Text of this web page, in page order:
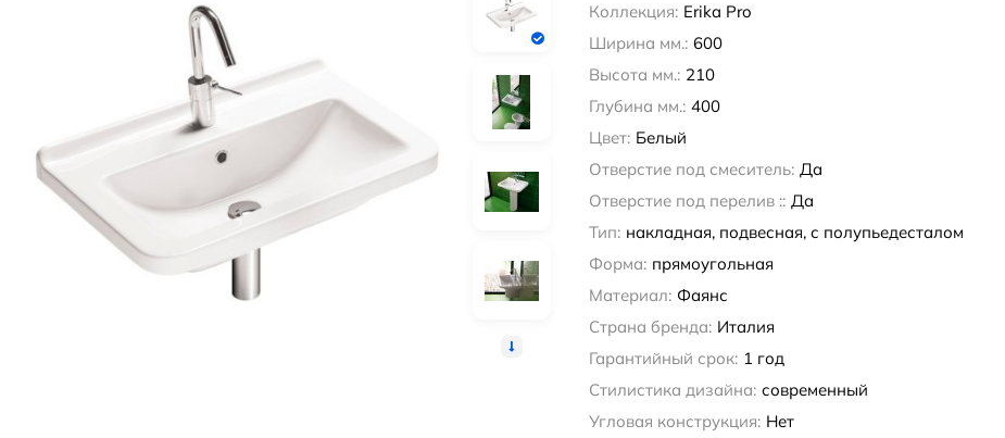
Коллекция: Erika Pro
Ширина мм.: 600
Высота мм.: 210
Глубина мм.: 400
Цвет: Белый
Отверстие под смеситель: Да
Отверстие под перелив :: Да
Тип: накладная, подвесная, с полупьедесталом
Форма: прямоугольная
Материал: Фаянс
Страна бренда: Италия
Гарантийный срок: 1 год
Стилистика дизайна: современный
Угловая конструкция: Нет